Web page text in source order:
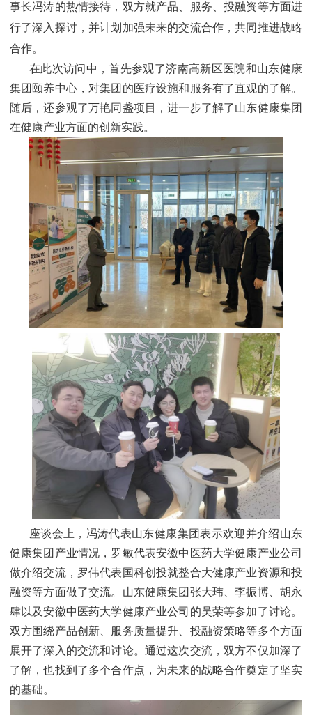
事长冯涛的热情接待，双方就产品、服务、投融资等方面进
行了深入探讨，并计划加强未来的交流合作，共同推进战略
合作。
在此次访问中，首先参观了济南高新区医院和山东健康
集团颐养中心，对集团的医疗设施和服务有了直观的了解。
随后，还参观了万艳同盏项目，进一步了解了山东健康集团
在健康产业方面的创新实践。
座谈会上，冯涛代表山东健康集团表示欢迎并介绍山东
健康集团产业情况，罗敏代表安徽中医药大学健康产业公司
做介绍交流，罗伟代表国科创投就整合大健康产业资源和投
融资等方面做了交流。山东健康集团张大玮、李振博、胡永
肆以及安徽中医药大学健康产业公司的吴荣等参加了讨论。
双方围绕产品创新、服务质量提升、投融资策略等多个方面
展开了深入的交流和讨论。通过这次交流，双方不仅加深了
了解，也找到了多个合作点，为未来的战略合作奠定了坚实
的基础。